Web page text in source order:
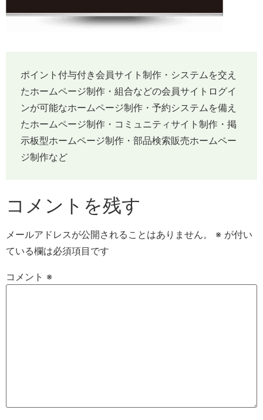
ポイント付与付き会員サイト制作・システムを交え
たホームページ制作・組合などの会員サイトログイ
ンが可能なホームページ制作・予約システムを備え
たホームページ制作・コミュニティサイト制作・掲
示板型ホームページ制作・部品検索販売ホームペー
ジ制作など
コメントを残す
メールアドレスが公開されることはありません。 ※ が付い
ている欄は必須項目です
コメント ※